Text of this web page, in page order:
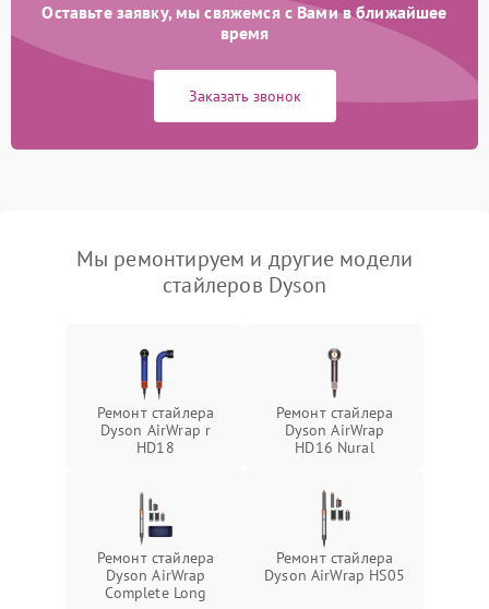
Оставьте заявку, мы свяжемся с Вами в ближайшее
время
Заказать звонок
Мы ремонтируем и другие модели
стайлеров Dyson
Ремонт стайлера
Dyson AirWrap r
HD18
Ремонт стайлера
Dyson AirWrap
HD16 Nural
Ремонт стайлера
Dyson AirWrap
Complete Long
Ремонт стайлера
Dyson AirWrap HS05